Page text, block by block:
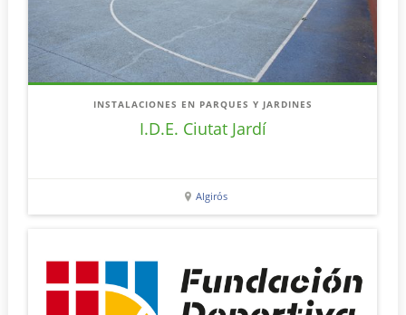
INSTALACIONES EN PARQUES Y JARDINES
I.D.E. Ciutat Jardí
Algirós